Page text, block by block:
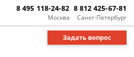
Москва
8 495 118-24-82
Санкт-Петербург
8 812 425-67-81
Задать вопрос